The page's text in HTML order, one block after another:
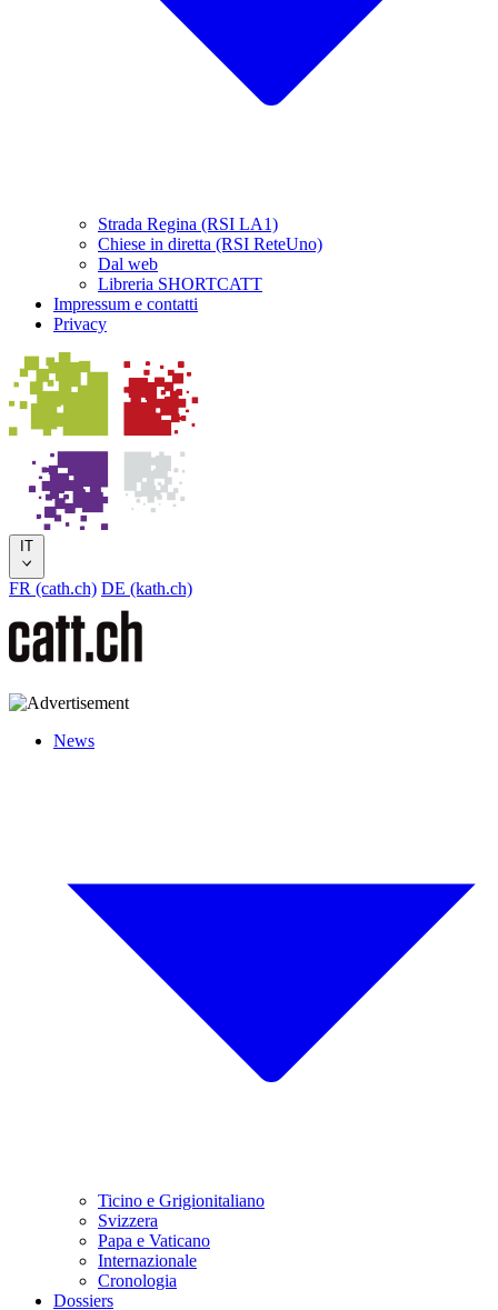
Strada Regina (RSI LA1)
Chiese in diretta (RSI ReteUno)
Dal web
Libreria SHORTCATT
Impressum e contatti
Privacy
IT
FR (cath.ch) DE (kath.ch)
News
Ticino e Grigionitaliano
Svizzera
Papa e Vaticano
Internazionale
Cronologia
Dossiers